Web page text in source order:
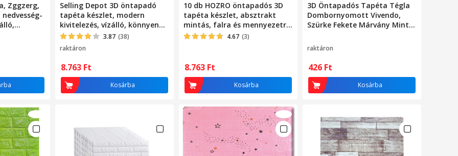
Zggzerg,
és
10m,
Selling Depot 3D öntapadó
tapéta készlet, modern
kivitelezés, vízálló, könnyen
tisztítható, 77x70 cm,
dombornyomott tégla
modell, fehér, 10 db
3.87 (38)
raktáron
8.763 Ft
Kosárba
10 db HOZRO öntapadós 3D
tapéta készlet, absztrakt
mintás, falra és mennyezetre,
4,9 négyzetméter területet
Rombusz fehér
4.67 (3)
8.763 Ft
Kosárba
3D Öntapadós Tapéta Tégla
Dombornyomott Vivendo,
Szürke Fekete Márvány Minta,
Vízálló, Kiegészítő Ragasztó
Nélkül, Nyom Nélkül
Eltávolítható, Hálószoba
Nappali Konyha Fürdőszoba,
Dekoratív Fali Panel
raktáron
426 Ft
Kosárba